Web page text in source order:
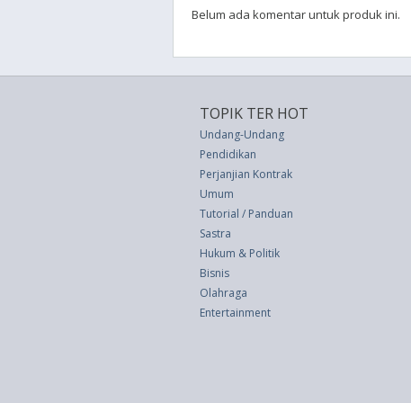
Belum ada komentar untuk produk ini.
TOPIK TER HOT
Undang-Undang
Pendidikan
Perjanjian Kontrak
Umum
Tutorial / Panduan
Sastra
Hukum & Politik
Bisnis
Olahraga
Entertainment